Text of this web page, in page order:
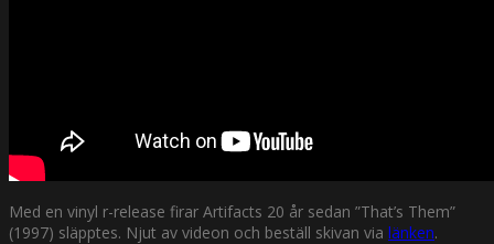
Med en vinyl r-release firar Artifacts 20 år sedan ”That’s Them”
(1997) släpptes. Njut av videon och beställ skivan via länken.